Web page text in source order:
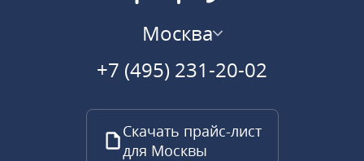
Москва
+7 (495) 231-20-02
Скачать прайс-лист
для Москвы